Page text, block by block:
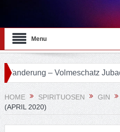
Menu
– Volmeschatz
HOME SPIRITUOSEN GIN
(APRIL 2020)